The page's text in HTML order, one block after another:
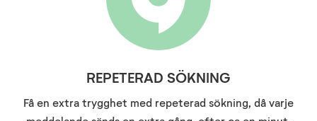
REPETERAD SÖKNING
Få en extra trygghet med repeterad sökning, då varje